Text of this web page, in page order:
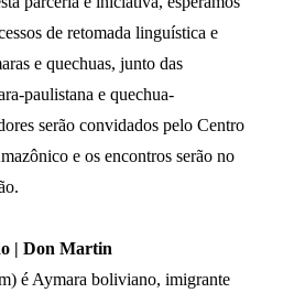
de retomada linguística e
e quechuas, junto das
paulistana e quechua-
serão convidados pelo Centro
e os encontros serão no
| Don Martin
é Aymara boliviano, imigrante